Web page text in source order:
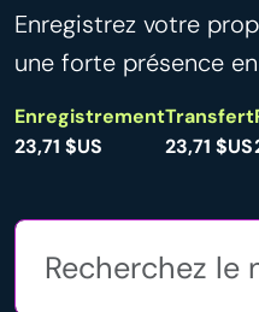
Enregistrez votre
une forte présence
Enregistrement
23,71 $US
Transfert
23,71 $US